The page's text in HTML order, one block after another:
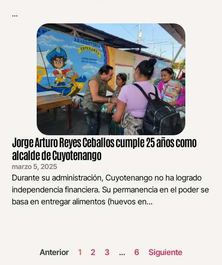
...
Jorge Arturo Reyes Ceballos cumple 25 años como
alcalde de Cuyotenango
marzo 5, 2025
Durante su administración, Cuyotenango no ha logrado
independencia financiera. Su permanencia en el poder se
basa en entregar alimentos (huevos en...
Anterior 1 2 3 … 6 Siguiente